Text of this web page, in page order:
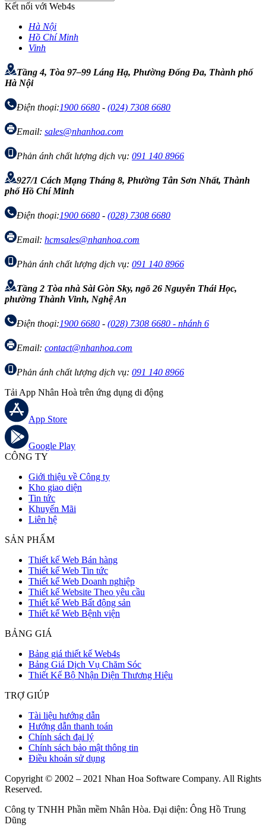
Kết nối với Web4s
Hà Nội
Hồ Chí Minh
Vinh
Tầng 4, Tòa 97–99 Láng Hạ, Phường Đống Đa, Thành phố
Hà Nội
Điện thoại:1900 6680 - (024) 7308 6680
Email: sales@nhanhoa.com
Phản ánh chất lượng dịch vụ: 091 140 8966
927/1 Cách Mạng Tháng 8, Phường Tân Sơn Nhất, Thành
phố Hồ Chí Minh
Điện thoại:1900 6680 - (028) 7308 6680
Email: hcmsales@nhanhoa.com
Phản ánh chất lượng dịch vụ: 091 140 8966
Tầng 2 Tòa nhà Sài Gòn Sky, ngõ 26 Nguyễn Thái Học,
phường Thành Vinh, Nghệ An
Điện thoại:1900 6680 - (028) 7308 6680 - nhánh 6
Email: contact@nhanhoa.com
Phản ánh chất lượng dịch vụ: 091 140 8966
Tải App Nhân Hoà trên ứng dụng di động
App Store
Google Play
CÔNG TY
Giới thiệu về Công ty
Kho giao diện
Tin tức
Khuyến Mãi
Liên hệ
SẢN PHẨM
Thiết kế Web Bán hàng
Thiết kế Web Tin tức
Thiết kế Web Doanh nghiệp
Thiết kế Website Theo yêu cầu
Thiết kế Web Bất động sản
Thiết kế Web Bệnh viện
BẢNG GIÁ
Bảng giá thiết kế Web4s
Bảng Giá Dịch Vụ Chăm Sóc
Thiết Kế Bộ Nhận Diện Thương Hiệu
TRỢ GIÚP
Tài liệu hướng dẫn
Hướng dẫn thanh toán
Chính sách đại lý
Chính sách bảo mật thông tin
Điều khoản sử dụng
Copyright © 2002 – 2021 Nhan Hoa Software Company. All Rights
Reserved.
Công ty TNHH Phần mềm Nhân Hòa. Đại diện: Ông Hồ Trung
Dũng